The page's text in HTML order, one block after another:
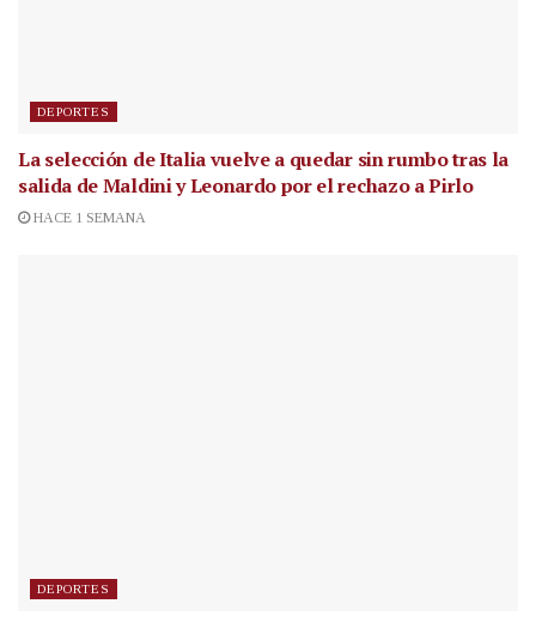
DEPORTES
La selección de Italia vuelve a quedar sin rumbo tras la
salida de Maldini y Leonardo por el rechazo a Pirlo
HACE 1 SEMANA
DEPORTES